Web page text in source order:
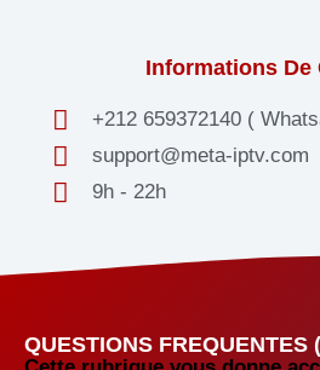
Informations De
+212 659372140 (
support@meta-iptv.com
9h - 22h
QUESTIONS FREQUENTES